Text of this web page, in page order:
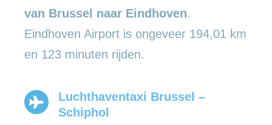
van Brussel naar Eindhoven.
Eindhoven Airport is ongeveer 194,01 km
en 123 minuten rijden.
Luchthaventaxi Brussel –
Schiphol